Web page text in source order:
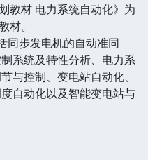
教材 电力系统自动化》为
材。
同步发电机的自动准同
系统及特性分析、电力系
与控制、变电站自动化、
自动化以及智能变电站与